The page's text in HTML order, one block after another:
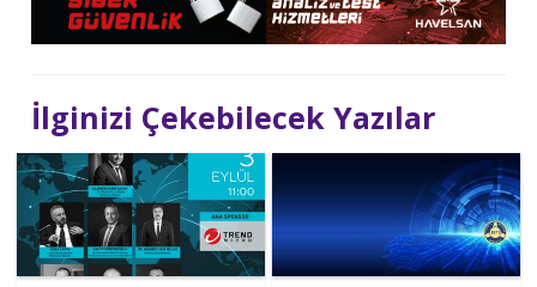
İlginizi Çekebilecek Yazılar